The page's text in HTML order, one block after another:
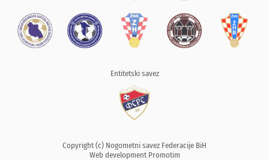
Entitetski savez
Copyright (c) Nogometni savez Federacije BiH
Web development Promotim